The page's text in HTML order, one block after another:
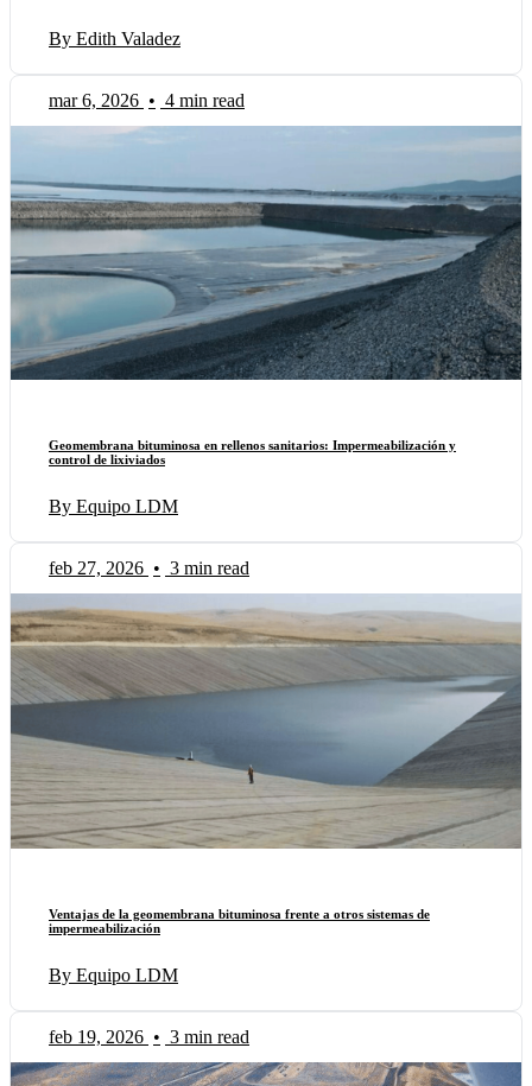
By Edith Valadez
mar 6, 2026 • 4 min read
Geomembrana bituminosa en rellenos sanitarios: Impermeabilización y
control de lixiviados
By Equipo LDM
feb 27, 2026 • 3 min read
Ventajas de la geomembrana bituminosa frente a otros sistemas de
impermeabilización
By Equipo LDM
feb 19, 2026 • 3 min read